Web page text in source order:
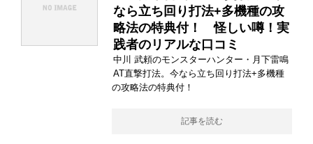
なら立ち回り打法+多機種の攻
略法の特典付！ 怪しい噂！実
践者のリアルな口コミ
中川 武頼のモンスターハンター・月下雷鳴
AT直撃打法。今なら立ち回り打法+多機種
の攻略法の特典付！
記事を読む